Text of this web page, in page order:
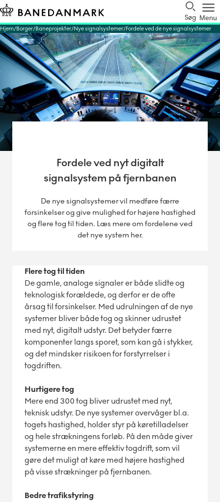
Søg Menu
Hjem Borger Baneprojekter Nye signalsystemer Fordele ved de nye signalsystemer
Fordele ved nyt digitalt
signalsystem på fjernbanen
De nye signalsystemer vil medføre færre
forsinkelser og give mulighed for højere hastighed
og flere tog til tiden. Læs mere om fordelene ved
det nye system her.
Flere tog til tiden
De gamle, analoge signaler er både slidte og
teknologisk forældede, og derfor er de ofte
årsag til forsinkelser. Med udrulningen af de nye
systemer bliver både tog og skinner udrustet
med nyt, digitalt udstyr. Det betyder færre
komponenter langs sporet, som kan gå i stykker,
og det mindsker risikoen for forstyrrelser i
togdriften.
Hurtigere tog
Mere end 300 tog bliver udrustet med nyt,
teknisk udstyr. De nye systemer overvåger bl.a.
togets hastighed, holder styr på køretilladelser
og hele strækningens forløb. På den måde giver
systemerne en mere effektiv togdrift, som vil
gøre det muligt at køre med højere hastighed
på visse strækninger på fjernbanen.
Bedre trafikstyring